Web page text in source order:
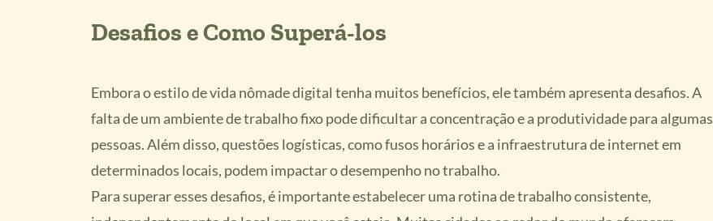
Desafios e Como Superá-los
Embora o estilo de vida nômade digital tenha muitos benefícios, ele também apresenta desafios. A
falta de um ambiente de trabalho fixo pode dificultar a concentração e a produtividade para algumas
pessoas. Além disso, questões logísticas, como fusos horários e a infraestrutura de internet em
determinados locais, podem impactar o desempenho no trabalho.
Para superar esses desafios, é importante estabelecer uma rotina de trabalho consistente,